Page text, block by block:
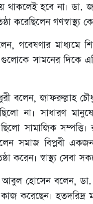
থাকলেই হবে না।
করেছিলেন গণস্বাস্থ্য
গবেষণার মাধ্যমে
সামনের দিকে
জাফরুল্লাহ
ছিলো না। সাধারণ
সামাজিক সম্পত্তি।
সমাজ বিপ্লবী একজন
করেন। স্বাস্থ্য
হোসেন বলেন, ডা.
করেছেন। হতদরিদ্র